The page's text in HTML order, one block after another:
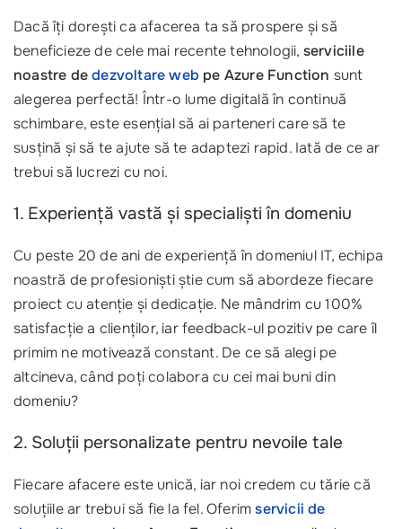
Dacă îți dorești ca afacerea ta să prospere și să
beneficieze de cele mai recente tehnologii, serviciile
noastre dedezvoltare web pe Azure Function sunt
alegerea perfectă! Într-o lume digitală în continuă
schimbare, este esențial să ai parteneri care să te
susțină și să te ajute să te adaptezi rapid. Iată de ce ar
trebui să lucrezi cu noi.
1. Experiență vastă și specialiști în domeniu
Cu peste 20 de ani de experiență în domeniul IT, echipa
noastră de profesioniști știe cum să abordeze fiecare
proiect cu atenție și dedicație. Ne mândrim cu 100%
satisfacție a clienților, iar feedback-ul pozitiv pe care îl
primim ne motivează constant. De ce să alegi pe
altcineva, când poți colabora cu cei mai buni din
domeniu?
2. Soluții personalizate pentru nevoile tale
Fiecare afacere este unică, iar noi credem cu tărie că
soluțiile ar trebui să fie la fel. Oferimservicii de